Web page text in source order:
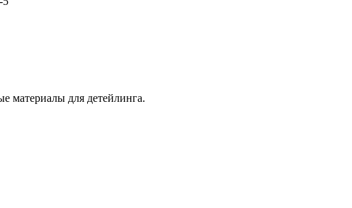
материалы для детейлинга.